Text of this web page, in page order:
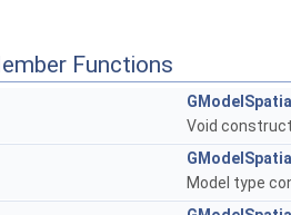
Functions
Void
Model type